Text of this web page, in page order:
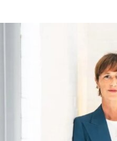
后一家非营利性艺术院校
数下降和预算赤字影响导
被范德堡大学收购。根据
将于2026-27学年结束后
这笔捐赠是黄仁勋夫妇迄
单笔捐款，金额超过了此
学捐赠的5000万美元。
捐赠的2250万美元，黄